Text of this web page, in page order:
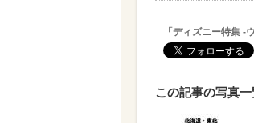
「ディズニー特集 -
この記事の写真一